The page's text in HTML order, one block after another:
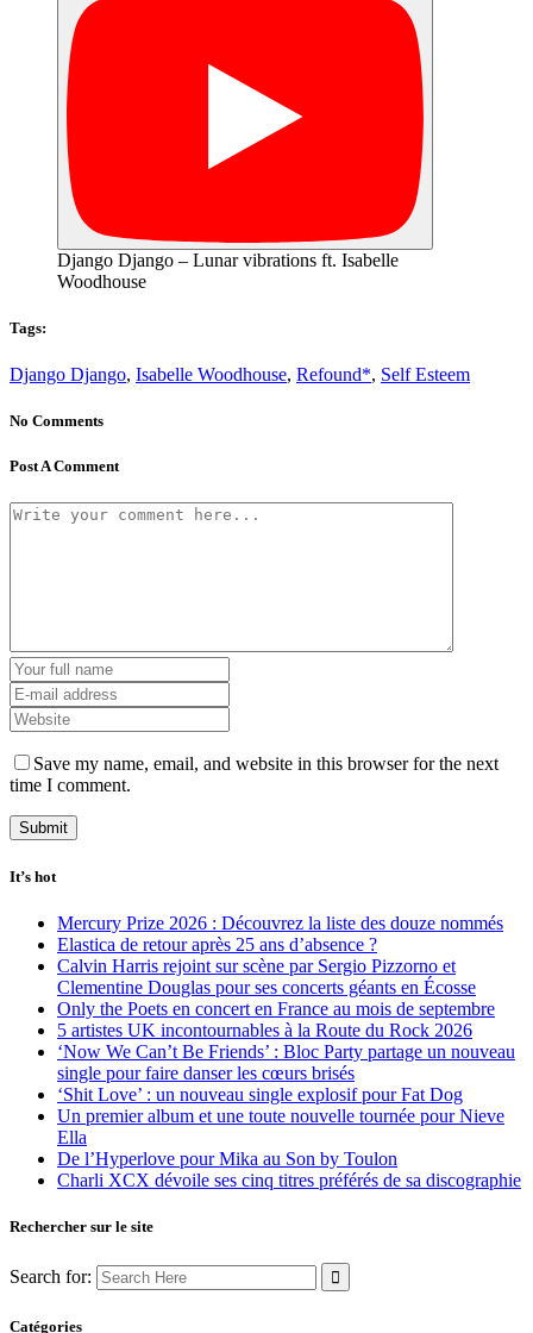
Django Django – Lunar vibrations ft. Isabelle
Woodhouse
Tags:
Django Django, Isabelle Woodhouse, Refound*, Self Esteem
No Comments
Post A Comment
Save my name, email, and website in this browser for the next
time I comment.
It’s hot
Mercury Prize 2026 : Découvrez la liste des douze nommés
Elastica de retour après 25 ans d’absence ?
Calvin Harris rejoint sur scène par Sergio Pizzorno et
Clementine Douglas pour ses concerts géants en Écosse
Only the Poets en concert en France au mois de septembre
5 artistes UK incontournables à la Route du Rock 2026
‘Now We Can’t Be Friends’ : Bloc Party partage un nouveau
single pour faire danser les cœurs brisés
‘Shit Love’ : un nouveau single explosif pour Fat Dog
Un premier album et une toute nouvelle tournée pour Nieve
Ella
De l’Hyperlove pour Mika au Son by Toulon
Charli XCX dévoile ses cinq titres préférés de sa discographie
Rechercher sur le site
Search for:
Catégories